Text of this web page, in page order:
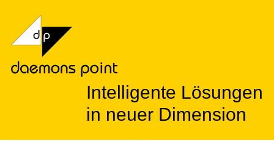
Intelligente Lösungen
in neuer Dimension